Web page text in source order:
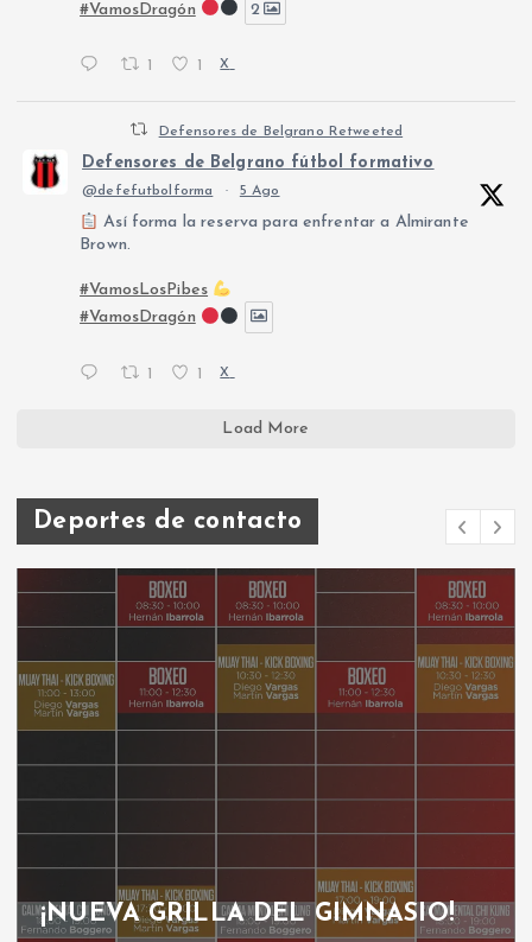
#VamosDragón
2
X
Defensores de Belgrano Retweeted
Defensores de Belgrano fútbol formativo
@defefutbolforma · 5 Ago
Así forma la reserva para enfrentar a Almirante
Brown.
#VamosLosPibes
#VamosDragón
1 1 X
Load More
Deportes de contacto
¡NUEVA GRILLA DEL GIMNASIO!